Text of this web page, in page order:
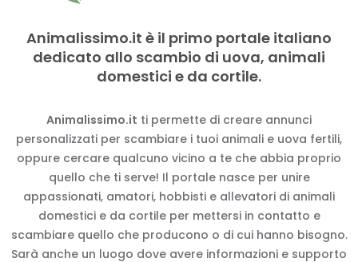
Animalissimo.it è il primo portale italiano
dedicato allo scambio di uova, animali
domestici e da cortile.
Animalissimo.it ti permette di creare annunci
personalizzati per scambiare i tuoi animali e uova fertili,
oppure cercare qualcuno vicino a te che abbia proprio
quello che ti serve! Il portale nasce per unire
appassionati, amatori, hobbisti e allevatori di animali
domestici e da cortile per mettersi in contatto e
scambiare quello che producono o di cui hanno bisogno.
Sarà anche un luogo dove avere informazioni e supporto